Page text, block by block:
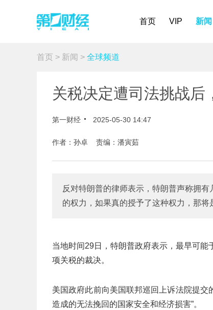
首页 VIP 新闻
首页 > 新闻 > 全球频道
关税决定遭司法挑战后
第一财经 2025-05-30 14:47
作者：孙卓 责编：潘寅茹
反对特朗普的律师表示，特朗普声称拥
的权力，如果真的授予了这种权力，那将
当地时间29日，特朗普政府表示，最早可
项关税的裁决。
美国政府此前向美国联邦巡回上诉法院提交
造成的无法挽回的国家安全和经济损害”。